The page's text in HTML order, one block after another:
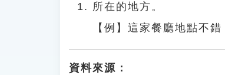
所在的地方。
【例】這家餐廳地點不
資料來源：